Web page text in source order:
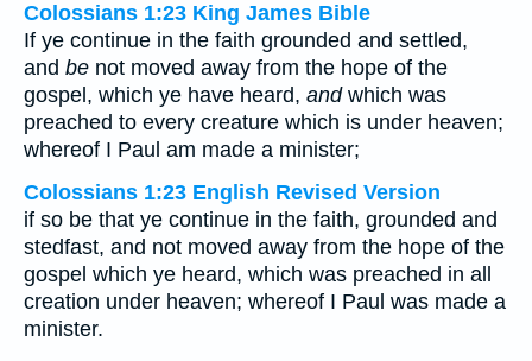
Colossians 1:23 King James Bible
If ye continue in the faith grounded and settled,
and be not moved away from the hope of the
gospel, which ye have heard, andwhich was
preached to every creature which is under heaven;
whereof I Paul am made a minister;
Colossians 1:23 English Revised Version
if so be that ye continue in the faith, grounded and
stedfast, and not moved away from the hope of the
gospel which ye heard, which was preached in all
creation under heaven; whereof I Paul was made a
minister.